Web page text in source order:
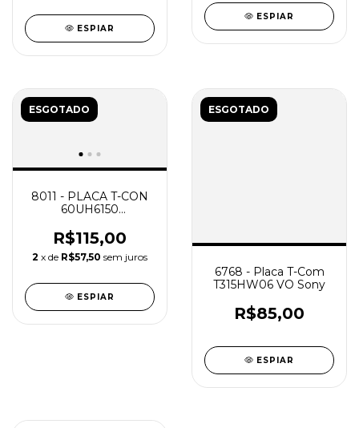
ESPIAR
ESPIAR
ESGOTADO
8011 - PLACA T-CON
60UH6150
R$115,00
2 x de R$57,50 sem juros
ESPIAR
ESGOTADO
6768 - Placa T-Com
T315HW06 VO Sony
R$85,00
ESPIAR